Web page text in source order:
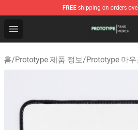
FREE shipping on orders
Open menu
Prototype Shop - Official
홈/Prototype 제품 정보/Prototype 마